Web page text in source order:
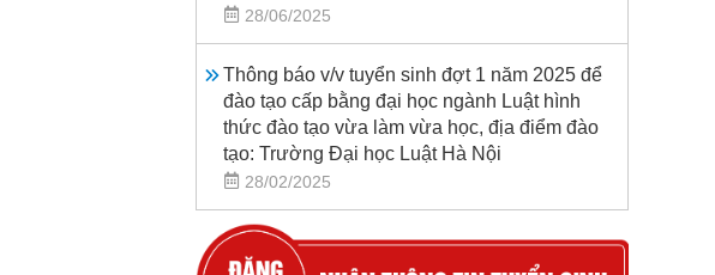
28/06/2025
Thông báo v/v tuyển sinh đợt 1 năm 2025 để
đào tạo cấp bằng đại học ngành Luật hình
thức đào tạo vừa làm vừa học, địa điểm đào
tạo: Trường Đại học Luật Hà Nội
28/02/2025